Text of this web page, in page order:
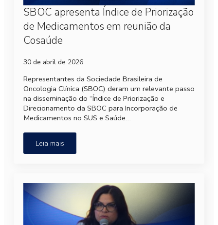
SBOC apresenta Índice de Priorização
de Medicamentos em reunião da
Cosaúde
30 de abril de 2026
Representantes da Sociedade Brasileira de
Oncologia Clínica (SBOC) deram um relevante passo
na disseminação do “Índice de Priorização e
Direcionamento da SBOC para Incorporação de
Medicamentos no SUS e Saúde…
Leia mais